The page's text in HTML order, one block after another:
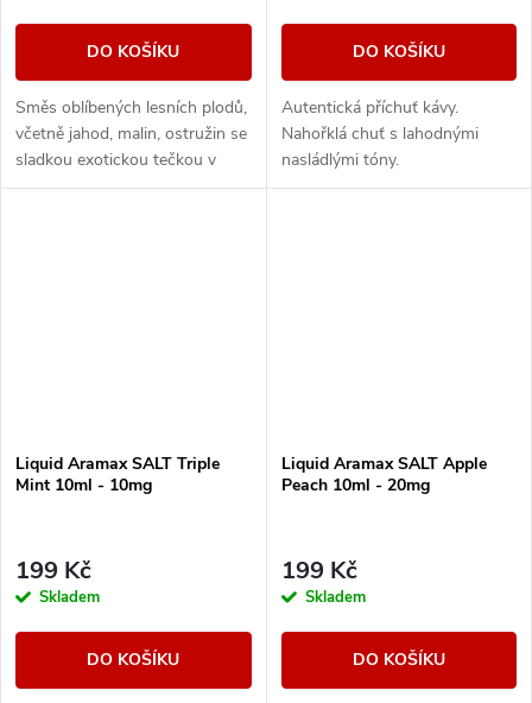
DO KOŠÍKU
Směs oblíbených lesních plodů,
včetně jahod, malin, ostružin se
sladkou exotickou tečkou v
podobě manga.
DO KOŠÍKU
Autentická příchuť kávy.
Nahořklá chuť s lahodnými
nasládlými tóny.
Liquid Aramax SALT Triple
Mint 10ml - 10mg
199 Kč
Skladem
DO KOŠÍKU
Liquid Aramax SALT Apple
Peach 10ml - 20mg
199 Kč
Skladem
DO KOŠÍKU